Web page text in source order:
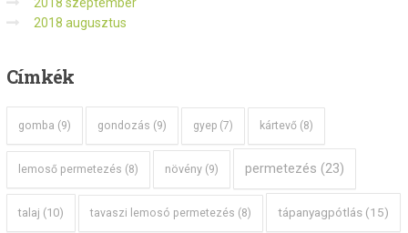
2018 augusztus
Címkék
gomba (9) gondozás (9) gyep (7) kártevő (8)
lemoső permetezés (8) növény (9) permetezés (23)
talaj (10) tavaszi lemosó permetezés (8) tápanyagpótlás (15)